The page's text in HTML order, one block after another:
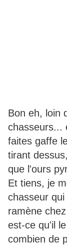
Bon eh, loin
chasseurs...
faites gaffe
tirant
que l'ours
Et tiens, je
chasseur
ramène
est-ce qu'il
combien de